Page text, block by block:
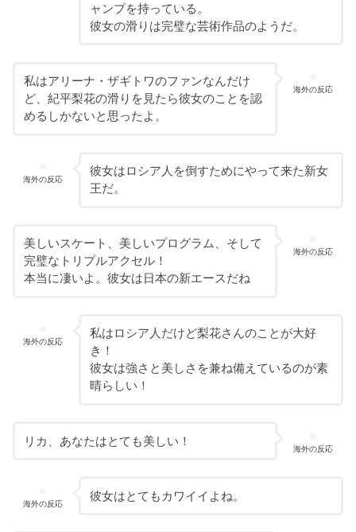
ャンプを持っている。
彼女の滑りは完璧な芸術作品のようだ。
海外の反応
私はアリーナ・ザギトワのファンなんだけ
ど、紀平梨花の滑りを見たら彼女のことを認
めるしかないと思ったよ。
海外の反応
彼女はロシア人を倒すためにやって来た新女
王だ。
海外の反応
美しいスケート、美しいプログラム、そして
完璧なトリプルアクセル！
本当に凄いよ。彼女は日本の新エースだね
海外の反応
私はロシア人だけど梨花さんのことが大好
き！
彼女は強さと美しさを兼ね備えているのが素
晴らしい！
海外の反応
リカ、あなたはとても美しい！
海外の反応
彼女はとてもカワイイよね。